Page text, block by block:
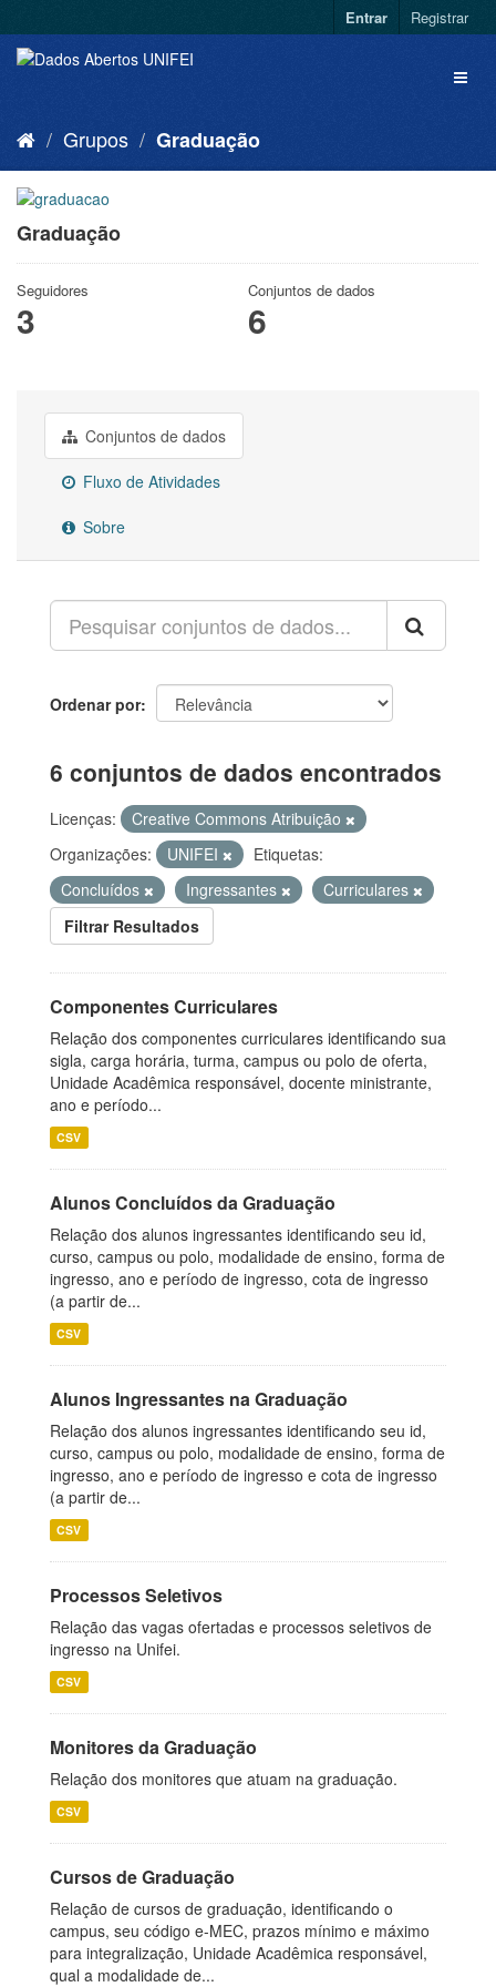
Entrar Registrar
Grupos Graduação
Graduação
Seguidores
3
Conjuntos de dados
6
Conjuntos de dados
Fluxo de Atividades
Sobre
Ordenar por
6 conjuntos de dados encontrados
Licenças:
Creative Commons Atribuição
Organizações:
UNIFEI
Etiquetas:
Concluídos
Ingressantes
Curriculares
Filtrar Resultados
Componentes Curriculares
Relação dos componentes curriculares identificando sua
sigla, carga horária, turma, campus ou polo de oferta,
Unidade Acadêmica responsável, docente ministrante,
ano e período...
CSV
Alunos Concluídos da Graduação
Relação dos alunos ingressantes identificando seu id,
curso, campus ou polo, modalidade de ensino, forma de
ingresso, ano e período de ingresso, cota de ingresso
(a partir de...
CSV
Alunos Ingressantes na Graduação
Relação dos alunos ingressantes identificando seu id,
curso, campus ou polo, modalidade de ensino, forma de
ingresso, ano e período de ingresso e cota de ingresso
(a partir de...
CSV
Processos Seletivos
Relação das vagas ofertadas e processos seletivos de
ingresso na Unifei.
CSV
Monitores da Graduação
Relação dos monitores que atuam na graduação.
CSV
Cursos de Graduação
Relação de cursos de graduação, identificando o
campus, seu código e-MEC, prazos mínimo e máximo
para integralização, Unidade Acadêmica responsável,
qual a modalidade de...